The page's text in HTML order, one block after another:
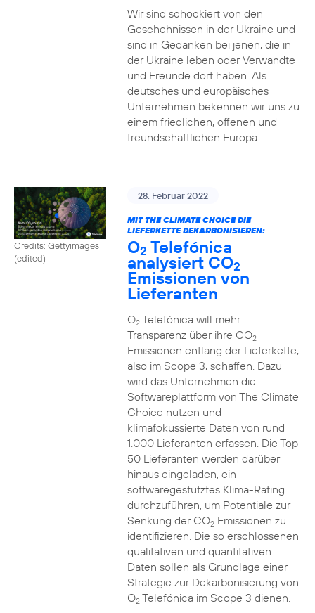
Wir sind schockiert von den
Geschehnissen in der Ukraine und
sind in Gedanken bei jenen, die in
der Ukraine leben oder Verwandte
und Freunde dort haben. Als
deutsches und europäisches
Unternehmen bekennen wir uns zu
einem friedlichen, offenen und
freundschaftlichen Europa.
Credits: Gettyimages
(edited)
28. Februar 2022
MIT THE CLIMATE CHOICE DIE
LIEFERKETTE DEKARBONISIEREN:
O2 Telefónica
analysiert CO2
Emissionen von
Lieferanten
O2Telefónica will mehr
Transparenz über ihre CO2
Emissionen entlang der Lieferkette,
also im Scope 3, schaffen. Dazu
wird das Unternehmen die
Softwareplattform von The Climate
Choice nutzen und
klimafokussierte Daten von rund
1.000 Lieferanten erfassen. Die Top
50 Lieferanten werden darüber
hinaus eingeladen, ein
softwaregestütztes Klima-Rating
durchzuführen, um Potentiale zur
Senkung der CO2Emissionen zu
identifizieren. Die so erschlossenen
qualitativen und quantitativen
Daten sollen als Grundlage einer
Strategie zur Dekarbonisierung von
O2Telefónica im Scope 3 dienen.